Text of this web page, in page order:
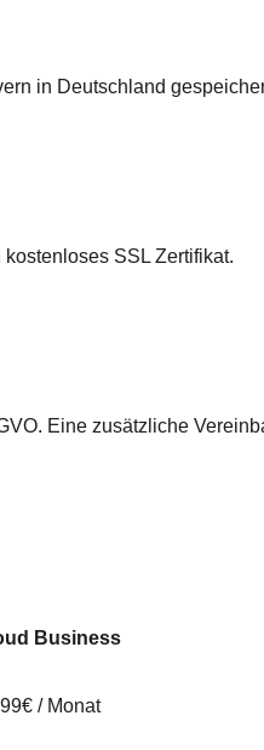
in Deutschland
SSL Zertifikat.
Eine zusätzliche
Business
/ Monat